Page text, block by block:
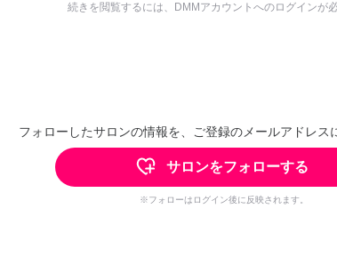
続きを閲覧するには、DMMアカウントへのログインが必
フォローしたサロンの情報を、ご登録のメールアドレス
サロンをフォローする
※フォローはログイン後に反映されます。